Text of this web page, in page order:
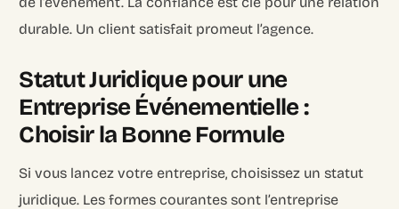
durable. Un client satisfait promeut l’agence.
Statut Juridique pour une
Entreprise Événementielle :
Choisir la Bonne Formule
Si vous lancez votre entreprise, choisissez un statut
juridique. Les formes courantes sont l’entreprise